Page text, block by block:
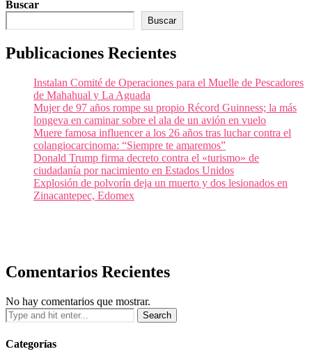
Buscar
Buscar
Publicaciones Recientes
Instalan Comité de Operaciones para el Muelle de Pescadores
de Mahahual y La Aguada
Mujer de 97 años rompe su propio Récord Guinness; la más
longeva en caminar sobre el ala de un avión en vuelo
Muere famosa influencer a los 26 años tras luchar contra el
colangiocarcinoma: “Siempre te amaremos”
Donald Trump firma decreto contra el «turismo» de
ciudadanía por nacimiento en Estados Unidos
Explosión de polvorín deja un muerto y dos lesionados en
Zinacantepec, Edomex
Comentarios Recientes
No hay comentarios que mostrar.
Categorías